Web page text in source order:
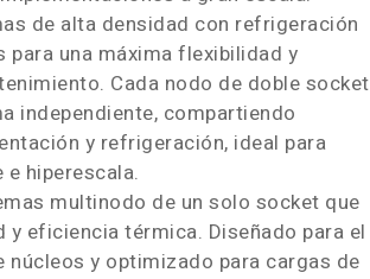
de alta densidad con refrigeración
para una máxima flexibilidad y
Cada nodo de doble socket
independiente, compartiendo
y refrigeración, ideal para
hiperescala.
multinodo de un solo socket que
y eficiencia térmica. Diseñado para el
núcleos y optimizado para cargas de